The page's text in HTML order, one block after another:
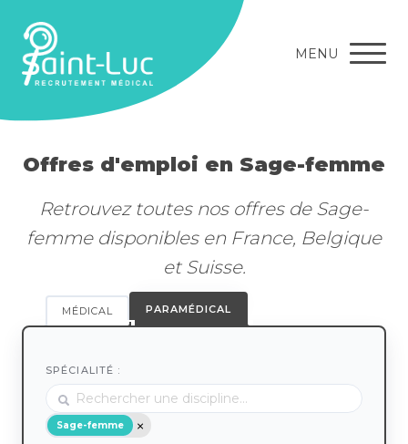
MENU
Offres d'emploi en Sage-femme
Retrouvez toutes nos offres de Sage-
femme disponibles en France, Belgique
et Suisse.
MÉDICAL PARAMÉDICAL
SPÉCIALITÉ :
Sage-femme